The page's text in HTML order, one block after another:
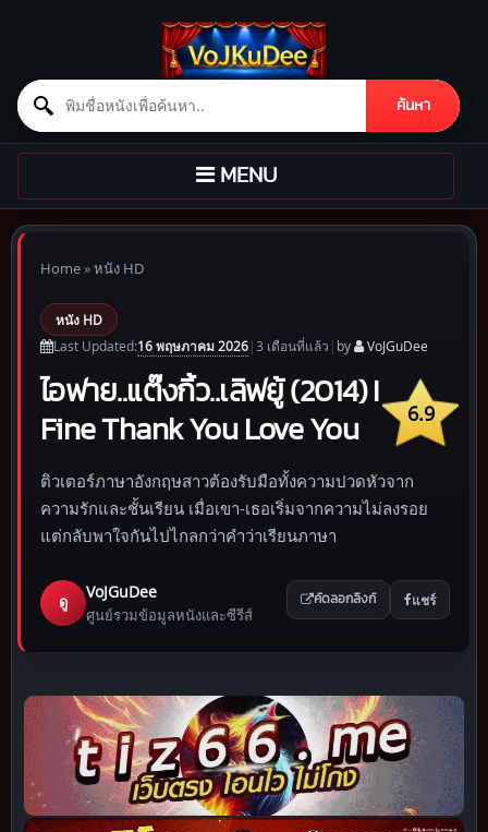
Search for:
ค้นหา
Skip to content
TOGGLE
NAVIGATION
MENU
Home»หนัง HD
หนัง HD
Last Updated:16 พฤษภาคม 2026|3 เดือนที่แล้ว | by VoJGuDee
6.9
ไอฟาย..แต๊งกิ้ว..เลิฟยู้ (2014) I
Fine Thank You Love You
ติวเตอร์ภาษาอังกฤษสาวต้องรับมือทั้งความปวดหัวจาก
ความรักและชั้นเรียน เมื่อเขา-เธอเริ่มจากความไม่ลงรอย
แต่กลับพาใจกันไปไกลกว่าคำว่าเรียนภาษา
ดู
VoJGuDee
ศูนย์รวมข้อมูลหนังและซีรีส์
คัดลอกลิงก์ แชร์